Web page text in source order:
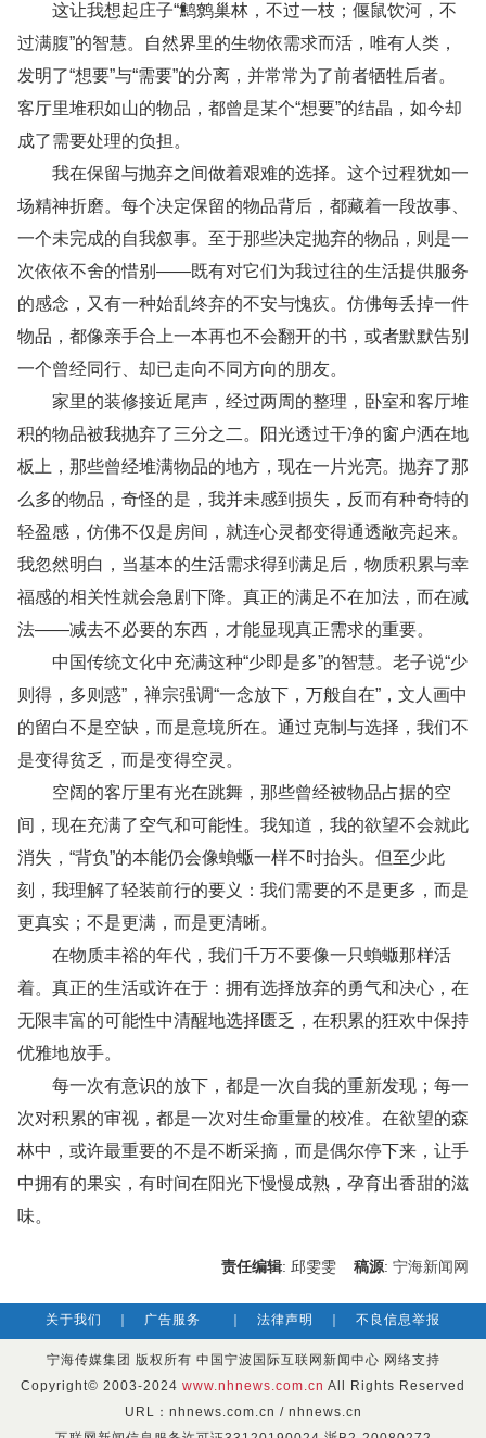
这让我想起庄子“鹪鹩巢林，不过一枝；偃鼠饮河，不
过满腹”的智慧。自然界里的生物依需求而活，唯有人类，
发明了“想要”与“需要”的分离，并常常为了前者牺牲后者。
客厅里堆积如山的物品，都曾是某个“想要”的结晶，如今却
成了需要处理的负担。
我在保留与抛弃之间做着艰难的选择。这个过程犹如一
场精神折磨。每个决定保留的物品背后，都藏着一段故事、
一个未完成的自我叙事。至于那些决定抛弃的物品，则是一
次依依不舍的惜别——既有对它们为我过往的生活提供服务
的感念，又有一种始乱终弃的不安与愧疚。仿佛每丢掉一件
物品，都像亲手合上一本再也不会翻开的书，或者默默告别
一个曾经同行、却已走向不同方向的朋友。
家里的装修接近尾声，经过两周的整理，卧室和客厅堆
积的物品被我抛弃了三分之二。阳光透过干净的窗户洒在地
板上，那些曾经堆满物品的地方，现在一片光亮。抛弃了那
么多的物品，奇怪的是，我并未感到损失，反而有种奇特的
轻盈感，仿佛不仅是房间，就连心灵都变得通透敞亮起来。
我忽然明白，当基本的生活需求得到满足后，物质积累与幸
福感的相关性就会急剧下降。真正的满足不在加法，而在减
法——减去不必要的东西，才能显现真正需求的重要。
中国传统文化中充满这种“少即是多”的智慧。老子说“少
则得，多则惑”，禅宗强调“一念放下，万般自在”，文人画中
的留白不是空缺，而是意境所在。通过克制与选择，我们不
是变得贫乏，而是变得空灵。
空阔的客厅里有光在跳舞，那些曾经被物品占据的空
间，现在充满了空气和可能性。我知道，我的欲望不会就此
消失，“背负”的本能仍会像蝜蝂一样不时抬头。但至少此
刻，我理解了轻装前行的要义：我们需要的不是更多，而是
更真实；不是更满，而是更清晰。
在物质丰裕的年代，我们千万不要像一只蝜蝂那样活
着。真正的生活或许在于：拥有选择放弃的勇气和决心，在
无限丰富的可能性中清醒地选择匮乏，在积累的狂欢中保持
优雅地放手。
每一次有意识的放下，都是一次自我的重新发现；每一
次对积累的审视，都是一次对生命重量的校准。在欲望的森
林中，或许最重要的不是不断采摘，而是偶尔停下来，让手
中拥有的果实，有时间在阳光下慢慢成熟，孕育出香甜的滋
味。
责任编辑: 邱雯雯 稿源: 宁海新闻网
关于我们 广告服务 法律声明 不良信息举报
宁海传媒集团 版权所有 中国宁波国际互联网新闻中心 网络支持
Copyright© 2003-2024 www.nhnews.com.cn All Rights Reserved
URL：nhnews.com.cn / nhnews.cn